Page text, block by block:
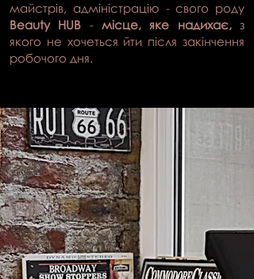
майстрів, адміністрацію - свого роду
Beauty HUB -місце, яке надихає, з
якого не хочеться йти після закінчення
робочого дня.